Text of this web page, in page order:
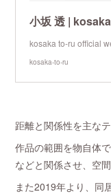
小坂 透 |
kosaka to-ru official
kosaka-to-ru
距離と関係性を主な
作品の範囲を物自体
などと関係させ、空
また2019年より、同